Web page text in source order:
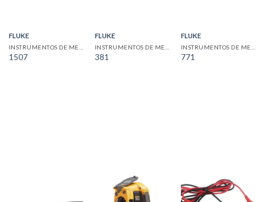
FLUKE
1507
FLUKE
381
FLUKE
771